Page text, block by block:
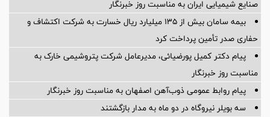
صنایع شیمیایی ایران به مناسبت روز خبرنگار
بیمه سامان بیش از ۱۳۵ میلیارد ریال خسارت به شرکت اکتشاف و
حفاری صدر تأمین پرداخت کرد
پیام دکتر کمیل پورضیائی، مدیرعامل شرکت پتروشیمی خارک به
مناسبت روز خبرنگار
پیام روابط عمومی ذوب‌آهن اصفهان به مناسبت روز خبرنگار
سه بویلر نیروگاه در دو ماه به مدار بازگشتند